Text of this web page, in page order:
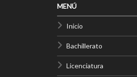
MENÚ
Inicio
Bachillerato
Licenciatura